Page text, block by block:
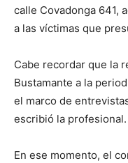
calle Covadonga 641,
a las víctimas que
Cabe recordar que la
Bustamante a la
el marco de
escribió la profesional.
En ese momento, el